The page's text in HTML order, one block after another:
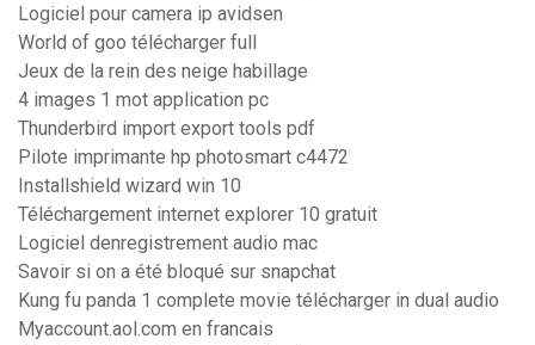
Logiciel pour camera ip avidsen
World of goo télécharger full
Jeux de la rein des neige habillage
4 images 1 mot application pc
Thunderbird import export tools pdf
Pilote imprimante hp photosmart c4472
Installshield wizard win 10
Téléchargement internet explorer 10 gratuit
Logiciel denregistrement audio mac
Savoir si on a été bloqué sur snapchat
Kung fu panda 1 complete movie télécharger in dual audio
Myaccount.aol.com en francais